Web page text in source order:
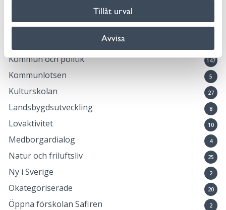
Tillåt urval
Avvisa
Hållbar kommun 46
Kommun och politik 147
Kommunlotsen 5
Kulturskolan 27
Landsbygdsutveckling 8
Lovaktivitet 10
Medborgardialog 4
Natur och friluftsliv 25
Ny i Sverige 2
Okategoriserade 20
Öppna förskolan Safiren 2